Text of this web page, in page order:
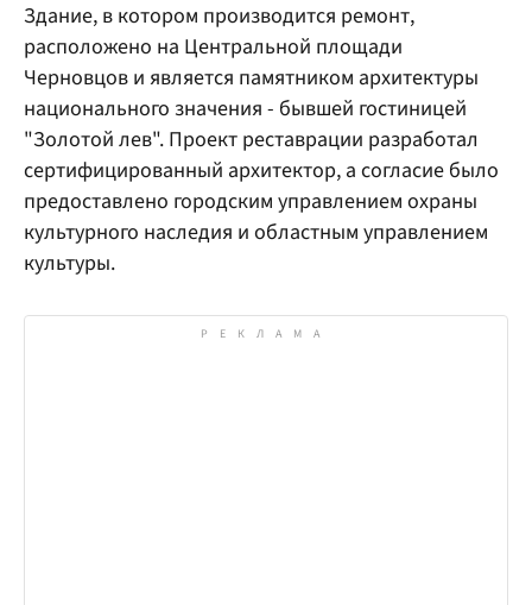
Здание, в котором производится ремонт,
расположено на Центральной площади
Черновцов и является памятником архитектуры
национального значения - бывшей гостиницей
"Золотой лев". Проект реставрации разработал
сертифицированный архитектор, а согласие было
предоставлено городским управлением охраны
культурного наследия и областным управлением
культуры.